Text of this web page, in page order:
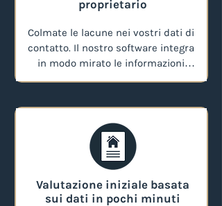
proprietario
Colmate le lacune nei vostri dati di
contatto. Il nostro software integra
in modo mirato le informazioni
mancanti, consentendovi di
interlocutori giusti.
Valutazione iniziale basata
sui dati in pochi minuti